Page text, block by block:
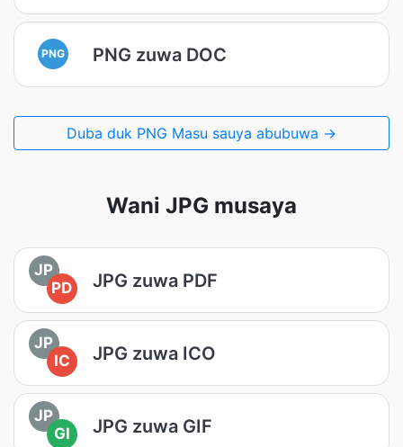
PNG PNG zuwa DOC
Duba duk PNG Masu sauya abubuwa →
Wani JPG musaya
JP
PD
JPG zuwa PDF
JP
IC
JPG zuwa ICO
JP
GI
JPG zuwa GIF